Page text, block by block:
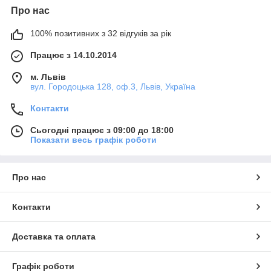
Про нас
100% позитивних з 32 відгуків за рік
Працює з 14.10.2014
м. Львів
вул. Городоцька 128, оф.3, Львів, Україна
Контакти
Сьогодні працює з 09:00 до 18:00
Показати весь графік роботи
Про нас
Контакти
Доставка та оплата
Графік роботи